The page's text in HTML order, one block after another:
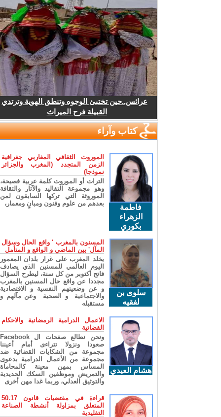
عرائس..حين تختبئ الوجوه وتنطق الهوية وترتدي
القبيلة فرح الميراث
كتاب وآراء
فاطمة
الزهراء
بكوري
الموروث الثقافي المغاربي جغرافية
الزمن المتجدد (المغرب والجزائر
نموذجا)
التراث أو الموروث كلمة عربية فصيحة،
وهو مجموعة التقاليد والآثار والثقافة
الموروثة التي تركها السابقون لمن
بعدهم من علوم وفنون ومبانٍ ومعمار،
سلوى بن
لفقيه
المسنون بالمغرب ' واقع الحال وسؤال
المآل' بين الماضي و الواقع و المتأمل
يخلد المغرب على غرار بلدان المعمور
اليوم العالمي للمسنين الذي يصادف
فاتح أكتوبر من كل سنة، ليطرح السؤال
مجددا عن واقع حال المسنين بالمغرب
و عن وضعيتهم النفسية و الاقتصادية
والاجتماعية و الصحية وعن مآلهم و
مستقبله
هشام العيدي
الاعمال الدرامية الرمضانية والاحكام
القضائية
ونحن نطالع صفحات ال Facebook
صعودا ونزولا تتراءى أمام أعيننا
مجموعة من الشكايات القضائية ضد
مجموعة من الأعمال الدرامية بدعوى
المساس بمهن معينة كالمحاماة
والتمريض وموظفين السكك الحديدية
والتوثيق العدلي، وربما غدا مهن أخرى
قراءة في مقتضيات قانون 50.17
المتعلق بمزاولة أنشطة الصناعة
التقليدية